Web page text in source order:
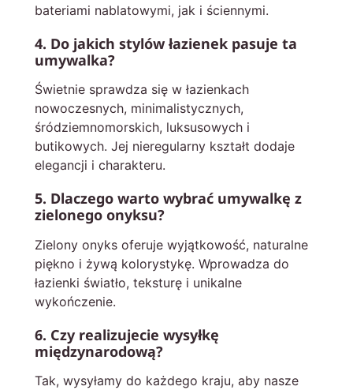
bateriami nablatowymi, jak i ściennymi.
4. Do jakich stylów łazienek pasuje ta
umywalka?
Świetnie sprawdza się w łazienkach
nowoczesnych, minimalistycznych,
śródziemnomorskich, luksusowych i
butikowych. Jej nieregularny kształt dodaje
elegancji i charakteru.
5. Dlaczego warto wybrać umywalkę z
zielonego onyksu?
Zielony onyks oferuje wyjątkowość, naturalne
piękno i żywą kolorystykę. Wprowadza do
łazienki światło, teksturę i unikalne
wykończenie.
6. Czy realizujecie wysyłkę
międzynarodową?
Tak, wysyłamy do każdego kraju, aby nasze